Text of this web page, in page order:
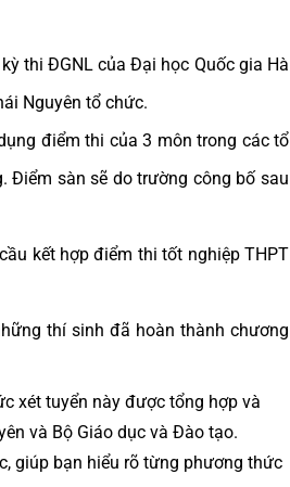
thi ĐGNL của Đại học Quốc gia Hà
Nguyên tổ chức.
điểm thi của 3 môn trong các tổ
Điểm sàn sẽ do trường công bố sau
kết hợp điểm thi tốt nghiệp THPT
thí sinh đã hoàn thành chương
xét tuyển này được tổng hợp và
và Bộ Giáo dục và Đào tạo.
giúp bạn hiểu rõ từng phương thức